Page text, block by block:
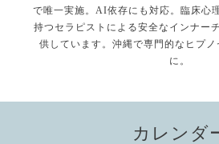
で唯一実施。AI依存にも対応。臨床心
持つセラピストによる安全なインナー
供しています。沖縄で専門的なヒプ
に。
カレンダ